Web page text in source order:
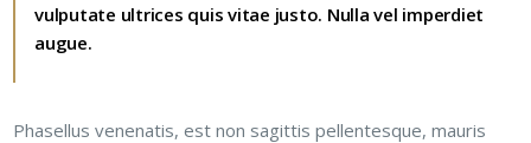
vulputate ultrices quis vitae justo. Nulla vel imperdiet
augue.
Phasellus venenatis, est non sagittis pellentesque, mauris